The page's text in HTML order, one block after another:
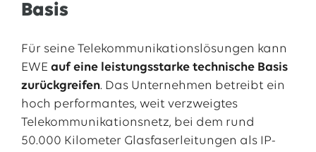
Basis
Für seine Telekommunikationslösungen kann
EWE auf eine leistungsstarke technische Basis
zurückgreifen. Das Unternehmen betreibt ein
hoch performantes, weit verzweigtes
Telekommunikationsnetz, bei dem rund
50.000 Kilometer Glasfaserleitungen als IP-